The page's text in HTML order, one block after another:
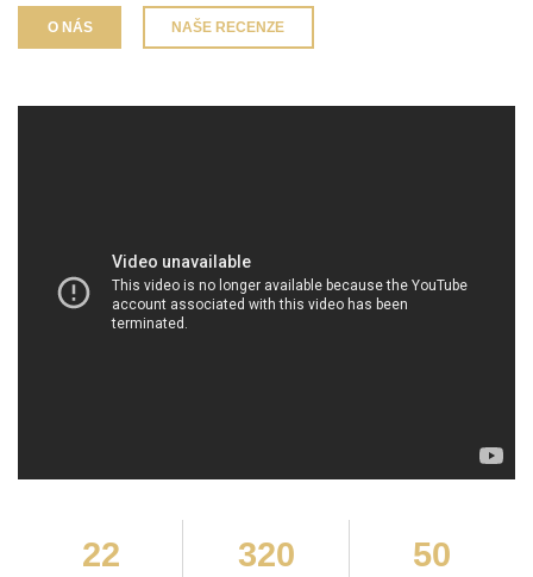
O NÁS NAŠE RECENZE
22 320 50